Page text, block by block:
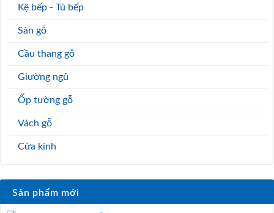
Kệ bếp - Tủ bếp
Sàn gỗ
Cầu thang gỗ
Giường ngủ
Ốp tường gỗ
Vách gỗ
Cửa kính
Sản phẩm mới